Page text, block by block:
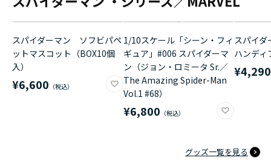
スパイダーマン ソフビパペ
ットマスコット（BOX10個
入）
¥6,600
1/10スケール「シーン・フィ
ギュア」#006 スパイダーマ
ン（ジョン・ロミータ Sr.／
The Amazing Spider-Man
Vol.1 #68）
¥6,800
スパイ
ハンディ
¥4,290
グッズ一覧を見る